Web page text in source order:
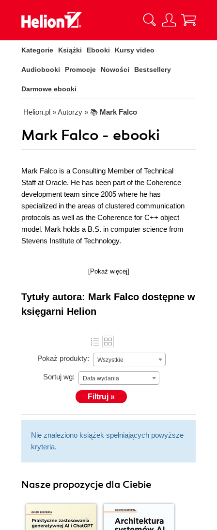
Kategorie Książki Ebooki Kursy video
Audiobooki Promocje Nowości Bestsellery
Darmowe ebooki
Helion.pl » Autorzy » 📚 Mark Falco
Mark Falco - ebooki
Mark Falco is a Consulting Member of Technical
Staff at Oracle. He has been part of the Coherence
development team since 2005 where he has
specialized in the areas of clustered communication
protocols as well as the Coherence for C++ object
model. Mark holds a B.S. in computer science from
Stevens Institute of Technology.
[Pokaż więcej]
Tytuły autora: Mark Falco dostępne w
księgarni Helion
Pokaż produkty: Wszystkie
Sortuj wg: Data wydania
Filtruj »
Nie znaleziono książek spełniających powyższe
kryteria.
Nasze propozycje dla Ciebie